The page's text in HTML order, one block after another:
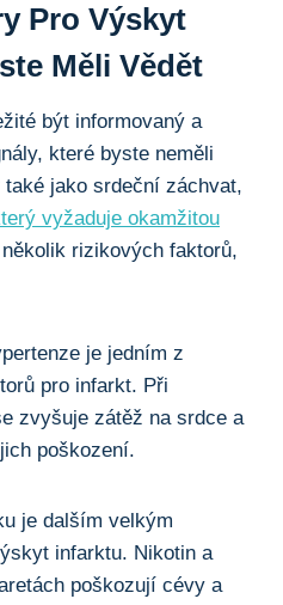
Pro Výskyt
Měli ⁣vědět
být informovaný a
které byste ⁣neměli⁣
jako⁢ srdeční záchvat,
vyžaduje okamžitou
rizikových faktorů,
je ⁤jedním z
pro infarkt. Při
zvyšuje⁤ zátěž na srdce ​a
poškození.
je dalším velkým
infarktu. Nikotin a
poškozují cévy⁣ a